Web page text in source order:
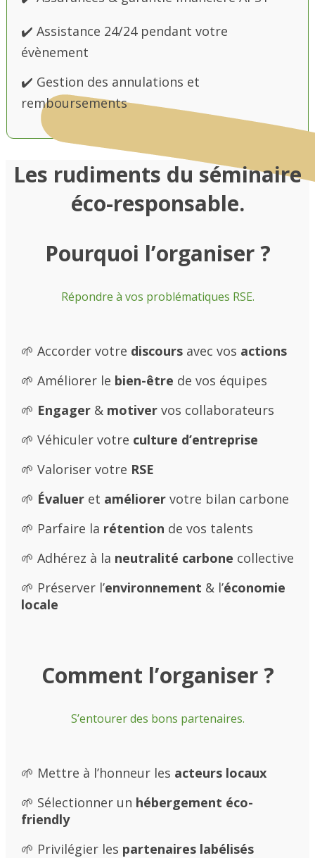
✔️ Assistance 24/24 pendant votre
évènement
✔️ Gestion des annulations et
remboursements
Les rudiments du séminaire
éco-responsable.
Pourquoi l’organiser ?
Répondre à vos problématiques RSE.
🌱 Accorder votre discoursavec vos actions
🌱 Améliorer le bien-être de vos équipes
🌱 Engager& motivervos collaborateurs
🌱 Véhiculer votre culture d’entreprise
🌱 Valoriser votre RSE
🌱 Évalueret améliorervotre bilan carbone
🌱 Parfaire la rétention de vos talents
🌱 Adhérez à la neutralité carbone collective
🌱 Préserver l’environnement & l’économie
locale
Comment l’organiser ?
S’entourer des bons partenaires.
🌱 Mettre à l’honneur les acteurs locaux
🌱 Sélectionner un hébergement éco-
friendly
🌱 Privilégier les partenaires labélisés